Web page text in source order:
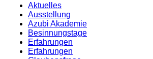
Aktuelles
Ausstellung
Azubi Akademie
Besinnungstage
Erfahrungen
Erfahrungen